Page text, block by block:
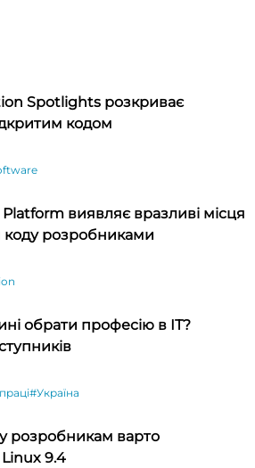
Spotlights розкриває
кодом
виявляє вразливі місця
коду розробниками
обрати професію в ІТ?
#Україна
розробникам варто
9.4